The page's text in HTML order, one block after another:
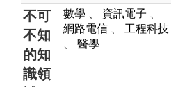
不可
不知
的知
識領
數學 資訊電子
網路電信
工程科技
醫學